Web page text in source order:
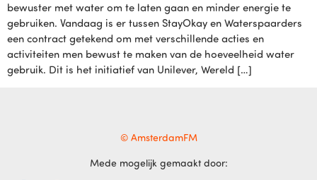
bewuster met water om te laten gaan en minder energie te
gebruiken. Vandaag is er tussen StayOkay en Waterspaarders
een contract getekend om met verschillende acties en
activiteiten men bewust te maken van de hoeveelheid water
gebruik. Dit is het initiatief van Unilever, Wereld […]
© AmsterdamFM
Mede mogelijk gemaakt door: